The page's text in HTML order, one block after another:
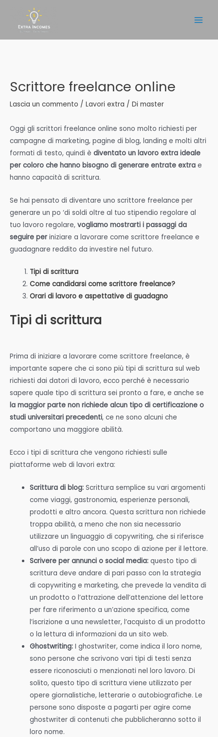
contenuto
Scrittore freelance online
Lascia un commento / Lavori extra / Di master
Oggi gli scrittori freelance online sono molto richiesti per
campagne di marketing, pagine di blog, landing e molti altri
formati di testo, quindi è diventato un lavoro extra ideale
per coloro che hanno bisogno di generare entrate extra e
hanno capacità di scrittura.
Se hai pensato di diventare uno scrittore freelance per
generare un po ‘di soldi oltre al tuo stipendio regolare al
tuo lavoro regolare, vogliamo mostrarti i passaggi da
seguire per iniziare a lavorare come scrittore freelance e
guadagnare reddito da investire nel futuro.
Tipi di scrittura
Come candidarsi come scrittore freelance?
Orari di lavoro e aspettative di guadagno
Tipi di scrittura
Prima di iniziare a lavorare come scrittore freelance, è
importante sapere che ci sono più tipi di scrittura sul web
richiesti dai datori di lavoro, ecco perché è necessario
sapere quale tipo di scrittura sei pronto a fare, e anche se
la maggior parte non richiede alcun tipo di certificazione o
studi universitari precedenti, ce ne sono alcuni che
comportano una maggiore abilità.
Ecco i tipi di scrittura che vengono richiesti sulle
piattaforme web di lavori extra:
Scrittura di blog:Scrittura semplice su vari argomenti
come viaggi, gastronomia, esperienze personali,
prodotti e altro ancora. Questa scrittura non richiede
troppa abilità, a meno che non sia necessario
utilizzare un linguaggio di copywriting, che si riferisce
all’uso di parole con uno scopo di azione per il lettore.
Scrivere per annunci o social media: questo tipo di
scrittura deve andare di pari passo con la strategia
di copywriting e marketing, che prevede la vendita di
un prodotto o l’attrazione dell’attenzione del lettore
per fare riferimento a un’azione specifica, come
l’iscrizione a una newsletter, l’acquisto di un prodotto
o la lettura di informazioni da un sito web.
Ghostwriting: I ghostwriter, come indica il loro nome,
sono persone che scrivono vari tipi di testi senza
essere riconosciuti o menzionati nel loro lavoro. Di
solito, questo tipo di scrittura viene utilizzato per
opere giornalistiche, letterarie o autobiografiche. Le
persone sono disposte a pagarti per agire come
ghostwriter di contenuti che pubblicheranno sotto il
loro nome.